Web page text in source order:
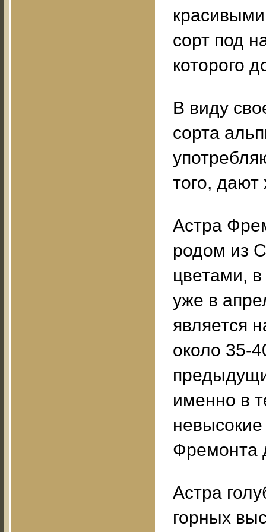
сорт под
которого
В виду
сорта
того,
Астра
родом из
цветами,
уже в
является
около 35-
именно в
Фремонта
Астра
горных